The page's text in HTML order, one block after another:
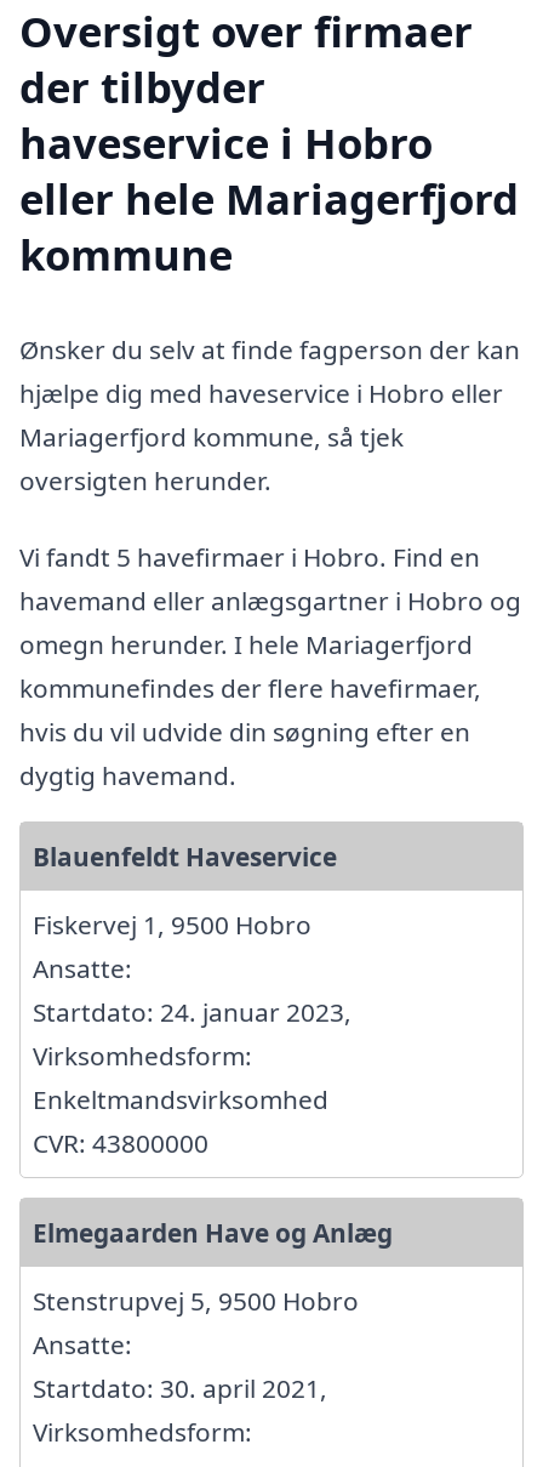
Oversigt over firmaer
der tilbyder
haveservice i Hobro
eller hele Mariagerfjord
kommune
Ønsker du selv at finde fagperson der kan
hjælpe dig med haveservice i Hobro eller
Mariagerfjord kommune, så tjek
oversigten herunder.
Vi fandt 5 havefirmaer i Hobro. Find en
havemand eller anlægsgartner i Hobro og
omegn herunder. I hele Mariagerfjord
kommunefindes der flere havefirmaer,
hvis du vil udvide din søgning efter en
dygtig havemand.
Blauenfeldt Haveservice
Fiskervej 1, 9500 Hobro
Ansatte:
Startdato: 24. januar 2023,
Virksomhedsform:
Enkeltmandsvirksomhed
CVR: 43800000
Elmegaarden Have og Anlæg
Stenstrupvej 5, 9500 Hobro
Ansatte:
Startdato: 30. april 2021,
Virksomhedsform: